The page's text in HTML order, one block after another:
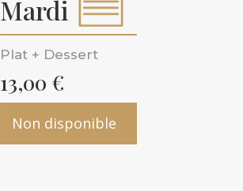
Mardi
Plat + Dessert
13,00 €
Non disponible